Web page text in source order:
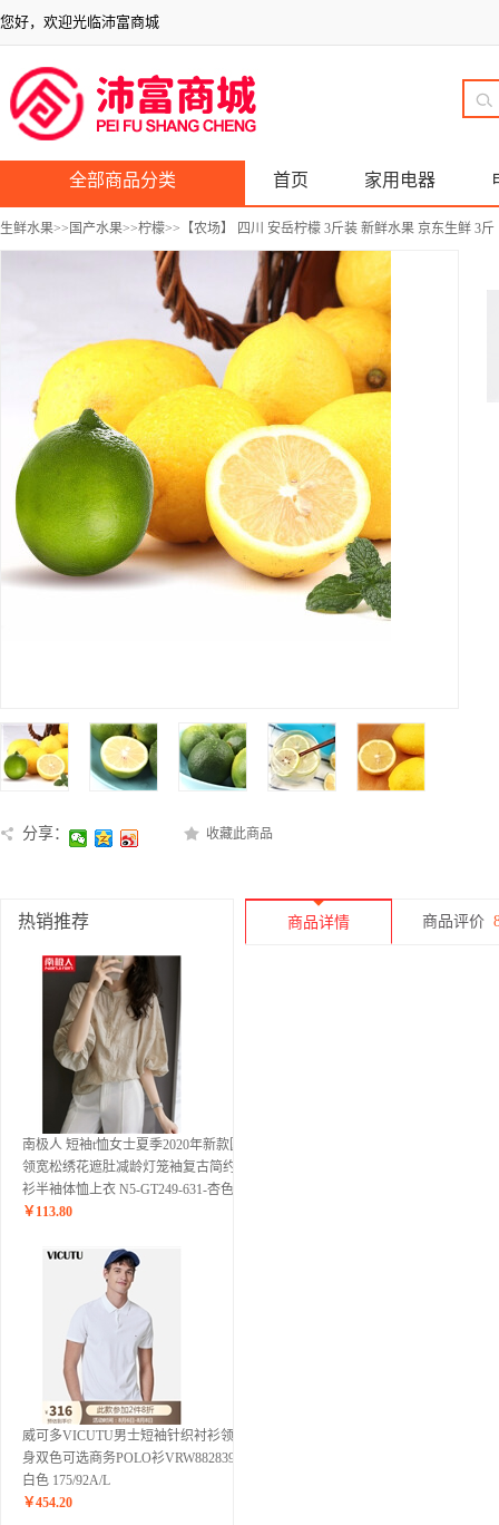
您好，欢迎光临沛富商城
全部商品分类 首页 家用电器
生鲜水果>> 国产水果>>柠檬>>【农场】 四川 安岳柠檬 3斤装 新鲜水果 京东生鲜 3斤
分享： 收藏此商品
热销推荐
南极人 短袖t恤女士夏季2020年新款圆
领宽松绣花遮肚减龄灯笼袖复古简约小
衫半袖体恤上衣 N5-GT249-631-杏色 M
￥ 113.80
威可多VICUTU男士短袖针织衬衫领修
身双色可选商务POLO衫VRW88283992
白色 175/92A/L
￥454.20
商品详情 商品评价